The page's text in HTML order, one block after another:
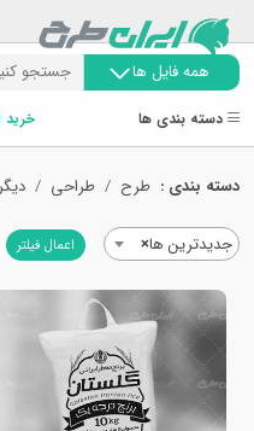
همه فایل ها
دسته بندی ها خرید
دسته بندی : طرح طراحی
×جدیدترین ها اعمال فیلتر